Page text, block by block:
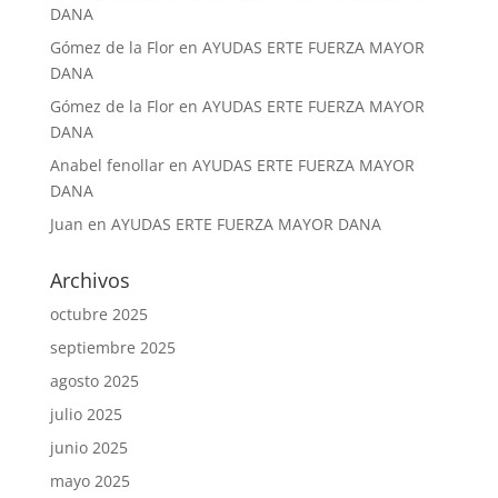
DANA
Gómez de la Floren AYUDAS ERTE FUERZA MAYOR
DANA
Gómez de la Floren AYUDAS ERTE FUERZA MAYOR
DANA
Anabel fenollaren AYUDAS ERTE FUERZA MAYOR
DANA
Juan en AYUDAS ERTE FUERZA MAYOR DANA
Archivos
octubre 2025
septiembre 2025
agosto 2025
julio 2025
junio 2025
mayo 2025